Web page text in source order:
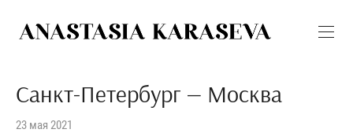
Санкт-Петербург — Москва
23 мая 2021